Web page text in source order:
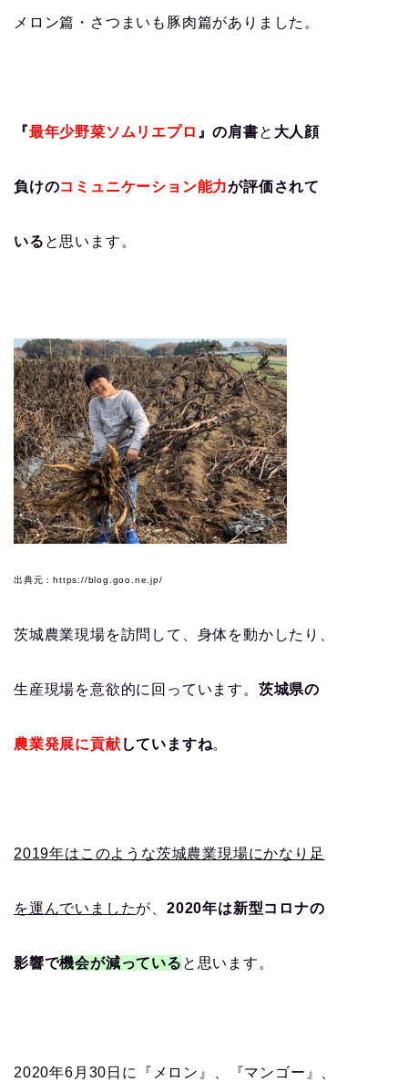
メロン篇・さつまいも豚肉篇がありました。
『最年少野菜ソムリエプロ 』の肩書と 大人顔
負けのコミュニケーション能力が評価されて
いる と思います。
出典元：https://blog.goo.ne.jp/
茨城農業現場を訪問して、身体を動かしたり、
生産現場を意欲的に回っています。 茨城県の
農業発展に貢献 していますね。
2019年はこのような茨城農業現場にかなり足
を運んでいましたが、2020年は新型コロナの
影響で機会が減っている と思います。
2020年6月30日に『メロン』、『マンゴー』、